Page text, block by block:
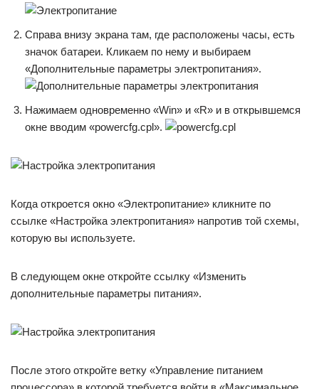
Справа внизу экрана там, где расположены часы, есть
значок батареи. Кликаем по нему и выбираем
«Дополнительные параметры электропитания».
Нажимаем одновременно «Win» и «R» и в открывшемся
окне вводим «powercfg.cpl».
Когда откроется окно «Электропитание» кликните по
ссылке «Настройка электропитания» напротив той схемы,
которую вы используете.
В следующем окне откройте ссылку «Изменить
дополнительные параметры питания».
После этого откройте ветку «Управление питанием